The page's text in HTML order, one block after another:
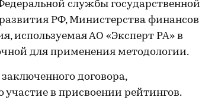
службы государственной
РФ, Министерства финансов
используемая АО «Эксперт РА» в
для применения методологии.
договора,
в присвоении рейтингов.